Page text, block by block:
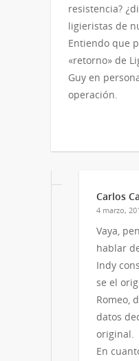
resistencia?
ligieristas de
Entiendo que
«retorno» de
Guy en
operación.
Carlos
4 marzo,
Vaya,
hablar
Indy
se el
Romeo,
datos
original.
En